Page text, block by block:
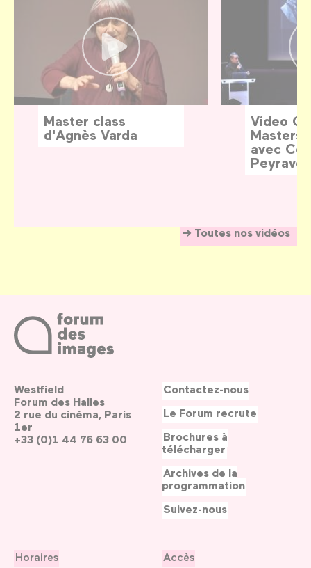
Toutes nos vidéos
Master class
d'Agnès Varda
Video
avec
Westfield
Forum des Halles
2 rue du cinéma, Paris
1er
+33 (0)1 44 76 63 00
Horaires
Accès
Contactez-nous
Le Forum recrute
Brochures à
télécharger
Archives de la
programmation
Suivez-nous